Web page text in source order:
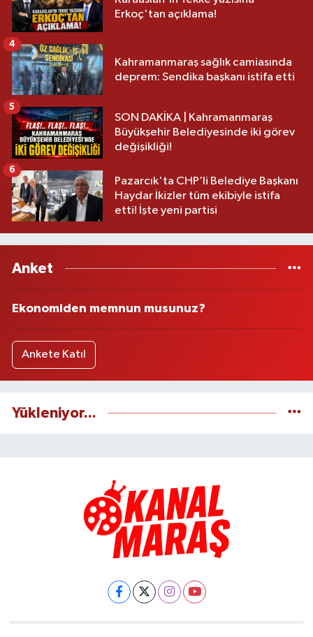
Erkoç'tan açıklama!
Kahramanmaraş sağlık camiasında
deprem: Sendika başkanı istifa etti
4
SON DAKİKA | Kahramanmaraş
Büyükşehir Belediyesinde iki görev
değişikliği!
5
Pazarcık'ta CHP’li Belediye Başkanı
Haydar İkizler tüm ekibiyle istifa
etti! İşte yeni partisi
6
Anket
Ekonomiden memnun musunuz?
Ankete Katıl
Yükleniyor...